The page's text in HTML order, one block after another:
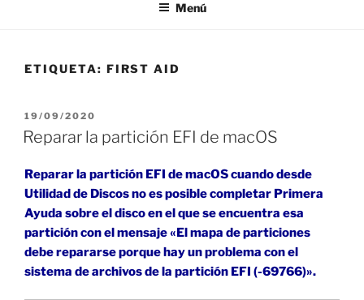
Menú
ETIQUETA: FIRST AID
PUBLICADO
EL
19/09/2020
Reparar la partición EFI de macOS
Reparar la partición EFI de macOS cuando desde
Utilidad de Discos no es posible completar Primera
Ayuda sobre el disco en el que se encuentra esa
partición con el mensaje «El mapa de particiones
debe repararse porque hay un problema con el
sistema de archivos de la partición EFI (-69766)».